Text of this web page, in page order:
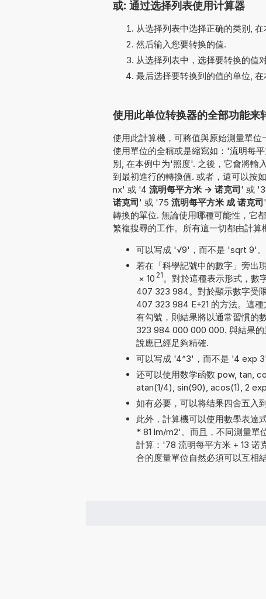
或: 通过选择列表使用计算器
从选择列表中选择正确的类别,
然后输入您要转换的值.
从选择列表中，选择要转换的值
最后选择要转换到的值的单位,
使用此单位转换器的全部功能
使用此計算機，可將值與原始測量單
使用單位的全稱或是縮寫如：'流明每
別, 在本例中为'照度'. 之後，它會將輸
到最初進行的轉換值. 或者，還可以按
nx' 或 '4 流明每平方米 -> 诺克司' 或
诺克司' 或 '75 流明每平方米 成 诺克司
轉換的單位. 無論使用哪種可能性，它
繁複搜尋的工作。所有這一切都由計算
可以写成 '√9'，而不是 'sqrt 9'。
若在「科學記號中的數字」旁出
× 10 21 。對於這種表示形式，數
407 323 984。對於顯示數字受
407 323 984 E+21 的方法。這
有勾號，則結果將以通常習慣的
323 984 000 000 000. 與結果的
說應已經足夠精確.
可以写成 '4^3'，而不是 '4 exp
还可以使用数学函数 pow, tan,
atan(1/4), sin(90), acos(1), 2
如有必要，可以将结果四舍五入
此外，計算機可以使用數學表達
* 81 lm/m2'。而且，不同測量單
計算：'78 流明每平方米 + 13
合的度量單位自然必須可以互相